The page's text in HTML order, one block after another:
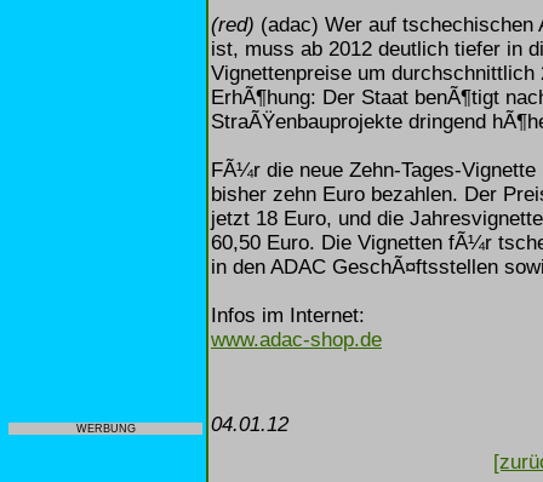
WERBUNG
(red) (adac) Wer auf tschechischen
ist, muss ab 2012 deutlich tiefer in
Vignettenpreise um
ErhÃ¶hung: Der Staat benÃ¶tigt
StraÃŸenbauprojekte dringend
FÃ¼r die neue Zehn-Tages-
bisher zehn Euro bezahlen. Der
jetzt 18 Euro, und die
60,50 Euro. Die Vignetten fÃ¼r
in den ADAC GeschÃ¤ftsstellen
Infos im Internet:
www.adac-shop.de
04.01.12